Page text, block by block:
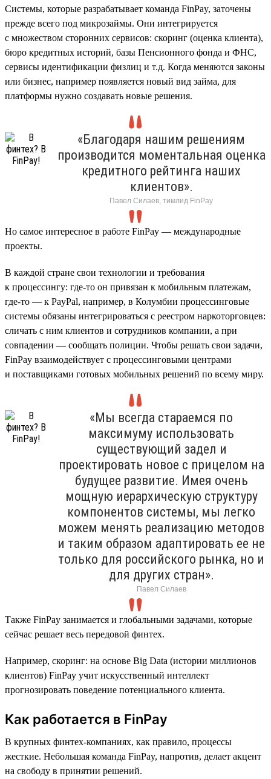
Cистемы, которые разрабатывает команда FinPay, заточены
прежде всего под микрозаймы. Они интегрируется
с множеством сторонних сервисов: скоринг (оценка клиента),
бюро кредитных историй, базы Пенсионного фонда и ФНС,
сервисы идентификации физлиц и т.д. Когда меняются законы
или бизнес, например появляется новый вид займа, для
платформы нужно создавать новые решения.
«Благодаря нашим решениям
производится моментальная оценка
кредитного рейтинга наших
клиентов».
Павел Силаев, тимлид FinPay
Но самое интересное в работе FinPay — международные
проекты.
В каждой стране свои технологии и требования
к процессингу: где-то он привязан к мобильным платежам,
где-то — к PayPal, например, в Колумбии процессинговые
системы обязаны интегрироваться с реестром наркоторговцев:
сличать с ним клиентов и сотрудников компании, а при
совпадении — сообщать полиции. Чтобы решать свои задачи,
FinPay взаимодействует с процессинговыми центрами
и поставщиками готовых мобильных решений по всему миру.
«Мы всегда стараемся по
максимуму использовать
существующий задел и
проектировать новое с прицелом на
будущее развитие. Имея очень
мощную иерархическую структуру
компонентов системы, мы легко
можем менять реализацию методов
и таким образом адаптировать ее не
только для российского рынка, но и
для других стран».
Павел Силаев
Также FinPay занимается и глобальными задачами, которые
сейчас решает весь передовой финтех.
Например, скоринг: на основе Big Data (истории миллионов
клиентов) FinPay учит искусственный интеллект
прогнозировать поведение потенциального клиента.
Как работается в FinPay
В крупных финтех-компаниях, как правило, процессы
жесткие. Небольшая команда FinPay, напротив, делает акцент
на свободу в принятии решений.